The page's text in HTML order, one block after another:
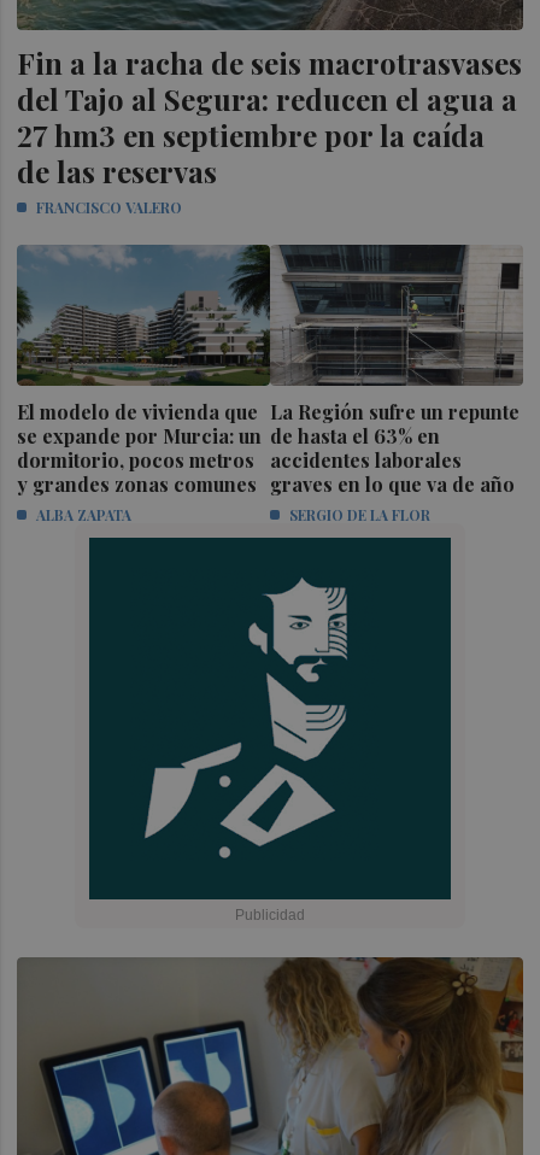
Fin a la racha de seis macrotrasvases
del Tajo al Segura: reducen el agua a
27 hm3 en septiembre por la caída
de las reservas
FRANCISCO VALERO
El modelo de vivienda que
se expande por Murcia: un
dormitorio, pocos metros
y grandes zonas comunes
ALBA ZAPATA
La Región sufre un repunte
de hasta el 63% en
accidentes laborales
graves en lo que va de año
SERGIO DE LA FLOR